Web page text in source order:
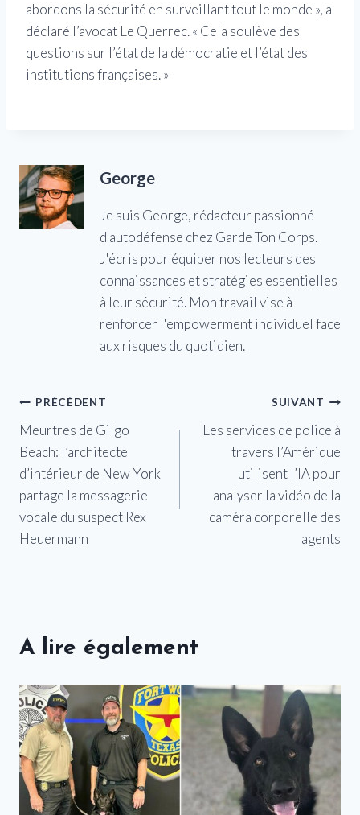
abordons la sécurité en surveillant tout le monde », a
déclaré l’avocat Le Querrec. « Cela soulève des
questions sur l’état de la démocratie et l’état des
institutions françaises. »
George
Je suis George, rédacteur passionné
d'autodéfense chez Garde Ton Corps.
J'écris pour équiper nos lecteurs des
connaissances et stratégies essentielles
à leur sécurité. Mon travail vise à
renforcer l'empowerment individuel face
aux risques du quotidien.
Navigation
de
l’article
PRÉCÉDENT
Meurtres de Gilgo
Beach: l’architecte
d’intérieur de New York
partage la messagerie
vocale du suspect Rex
Heuermann
SUIVANT
Les services de police à
travers l’Amérique
utilisent l’IA pour
analyser la vidéo de la
caméra corporelle des
agents
A lire également